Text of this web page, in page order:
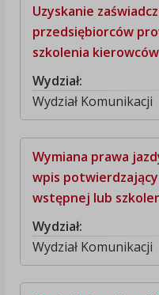
Uzyskanie
przedsiębiorców
szkolenia kierowców
Wydział:
Wydział Komunikacji
Wymiana prawa
wpis
wstępnej lub
Wydział:
Wydział Komunikacji